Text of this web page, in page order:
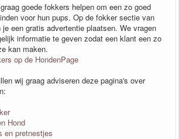
goede fokkers helpen om een zo goed
voor hun pups. Op de fokker sectie van
je een gratis advertentie plaatsen. We vragen
informatie te geven zodat een klant een zo
kan maken.
op de HondenPage
wij graag adviseren deze pagina's over
Hond
en pretnestjes